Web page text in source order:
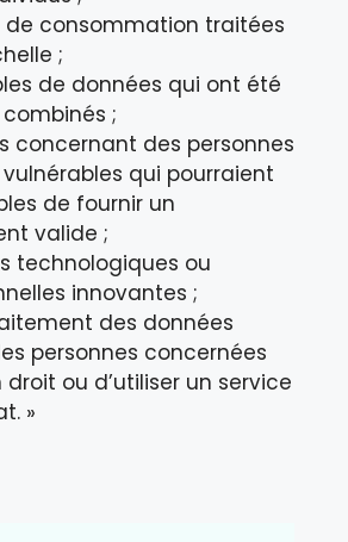
de consommation traitées
;
de données qui ont été
;
concernant des personnes
qui pourraient
de fournir un
valide ;
technologiques ou
innovantes ;
des données
personnes concernées
droit ou d’utiliser un service
»